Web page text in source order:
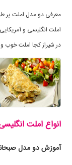
معرفی دو مدل املت پر
املت انگلیسی و
در شیراز کجا املت خوب
انواع املت
آموزش دو مدل